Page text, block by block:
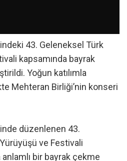
43. Geleneksel Türk
kapsamında bayrak
Yoğun katılımla
Mehteran Birliği’nin konseri
düzenlenen 43.
ve Festivali
bir bayrak çekme